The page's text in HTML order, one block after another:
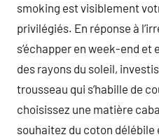
smoking est visiblement
privilégiés. En réponse à
s’échapper en week-end et
des rayons du soleil,
trousseau qui s’habille de
choisissez une matière
souhaitez du coton délébile